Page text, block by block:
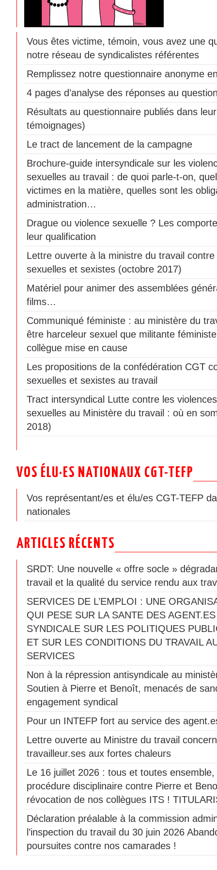
Vous êtes victime, témoin, vous avez une
notre réseau de syndicalistes référentes
Remplissez notre questionnaire anonyme
4 pages d’analyse des réponses au
Résultats au questionnaire publiés dans
témoignages)
Le tract de lancement de la campagne
Brochure-guide intersyndicale sur les
sexuelles au travail : de quoi parle-t-on,
victimes en la matière, quelles sont les
administration…
Drague ou violence sexuelle ? Les
leur qualification
Lettre ouverte à la ministre du travail contre
sexuelles et sexistes (octobre 2017)
Matériel pour animer des assemblées
films…
Communiqué féministe : au ministère du
être harceleur sexuel que militante
collègue mise en cause
Les propositions de la confédération CGT
sexuelles et sexistes au travail
Tract intersyndical Lutte contre les
sexuelles au Ministère du travail : où en
2018)
VOS ÉLU·ES NATIONAUX CGT-TEFP
Vos représentant/es et élu/es CGT-TEFP
nationales
ARTICLES RÉCENTS
SRDT: Une nouvelle « offre socle »
travail et la qualité du service rendu aux
SERVICES DE L’EMPLOI : UNE
QUI PESE SUR LA SANTE DES
SYNDICALE SUR LES POLITIQUES
ET SUR LES CONDITIONS DU TRAVAIL
SERVICES
Non à la répression antisyndicale au
Soutien à Pierre et Benoît, menacés de
engagement syndical
Pour un INTEFP fort au service des
Lettre ouverte au Ministre du travail
travailleur.ses aux fortes chaleurs
Le 16 juillet 2026 : tous et toutes
procédure disciplinaire contre Pierre et
révocation de nos collègues ITS !
Déclaration préalable à la commission
l’inspection du travail du 30 juin 2026
poursuites contre nos camarades !